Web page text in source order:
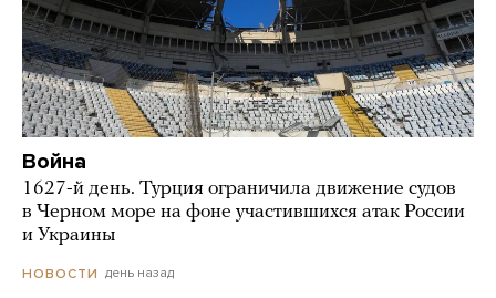
Война
1627-й день. Турция ограничила движение судов
в Черном море на фоне участившихся атак России
и Украины
НОВОСТИ день назад